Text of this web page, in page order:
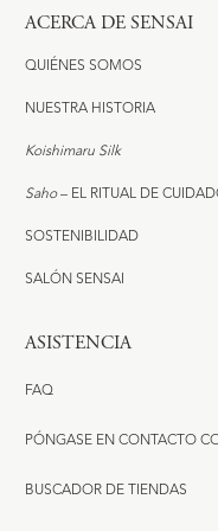
ACERCA DE SENSAI
QUIÉNES SOMOS
NUESTRA HISTORIA
Koishimaru Silk
Saho– EL RITUAL DE
SOSTENIBILIDAD​
SALÓN SENSAI
ASISTENCIA
FAQ
PÓNGASE EN CONTACTO
BUSCADOR DE TIENDAS